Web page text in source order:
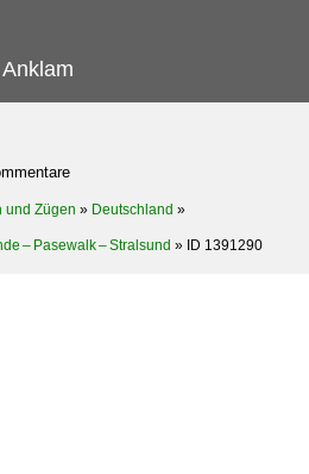
und Zügen » Deutschland »
– Pasewalk – Stralsund » ID 1391290